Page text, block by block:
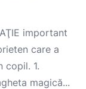
important
care a
copil. 1.
magică...